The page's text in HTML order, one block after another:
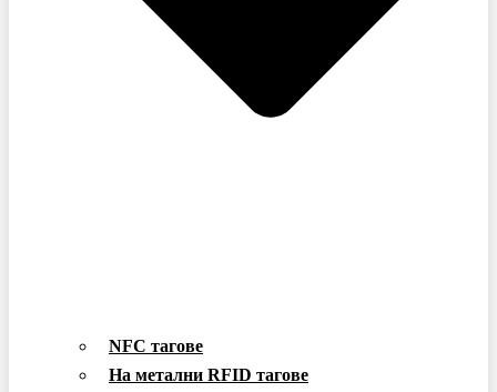
NFC тагове
На метални RFID тагове